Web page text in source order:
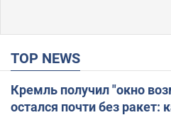
TOP NEWS
Кремль получил "окно
остался почти без ракет: